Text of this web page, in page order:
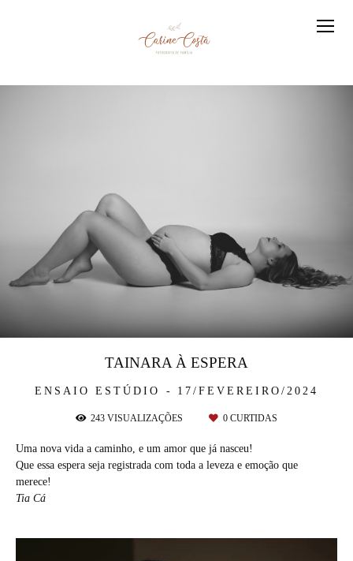
ENSAIO ESTÚDIO 17/FEVEREIRO/2024
TAINARA À ESPERA
243 VISUALIZAÇÕES 0 CURTIDAS
Uma nova vida a caminho, e um amor que já nasceu!
Que essa espera seja registrada com toda a leveza e emoção que
merece!
Tia Cá